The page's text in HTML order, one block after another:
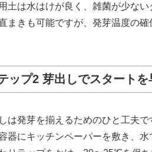
土は水はけが良く、雑菌が少ない
まきも可能ですが、発芽温度の
ップ2 芽出しでスタートを
は発芽を揃えるためのひと工夫で
器にキッチンペーパーを敷き、